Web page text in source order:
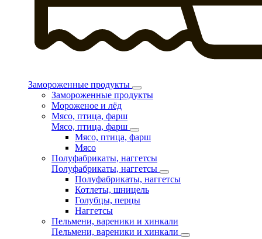
Замороженные продукты
Замороженные продукты
Мороженое и лёд
Мясо, птица, фарш
Мясо, птица, фарш
Мясо, птица, фарш
Мясо
Полуфабрикаты, наггетсы
Полуфабрикаты, наггетсы
Полуфабрикаты, наггетсы
Котлеты, шницель
Голубцы, перцы
Наггетсы
Пельмени, вареники и хинкали
Пельмени, вареники и хинкали